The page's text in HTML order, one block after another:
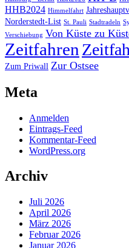
HHB2024 Himmelfahrt
Norderstedt-List St. Pauli Stadtradeln
Verschiebung Von Küste zu
Zeitfahren
Zum Priwall Zur Ostsee
Meta
Anmelden
Eintrags-Feed
Kommentar-Feed
WordPress.org
Archiv
Juli 2026
April 2026
März 2026
Februar 2026
Januar 2026